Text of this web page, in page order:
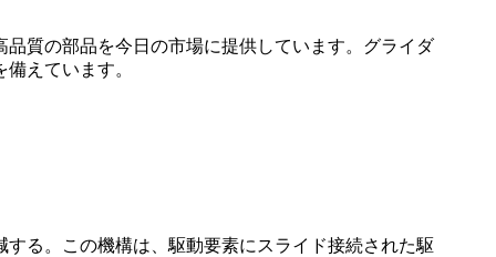
質の部品を今日の市場に提供しています。グライダ
えています。
る。この機構は、駆動要素にスライド接続された駆